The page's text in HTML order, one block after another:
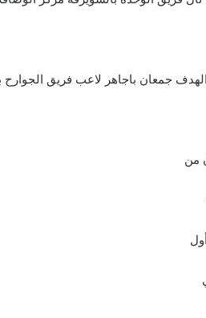
جمعان باجاهر لاعب فريق الجوارح
من